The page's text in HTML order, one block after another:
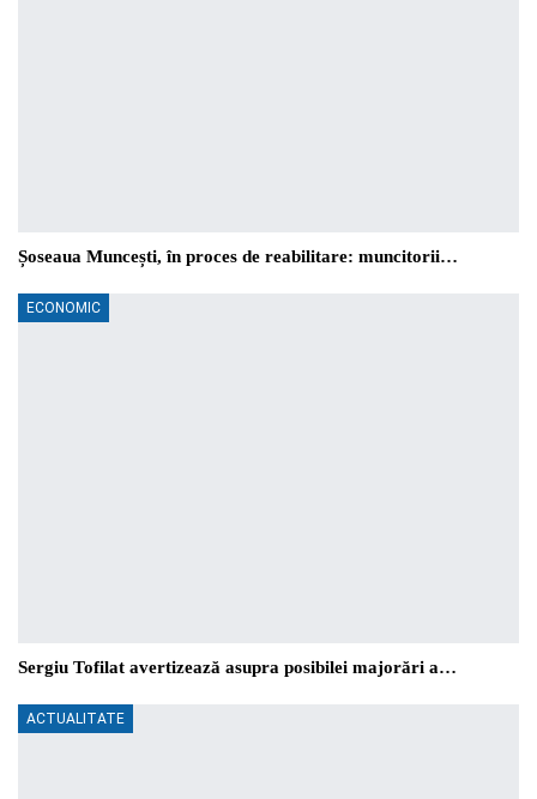
Șoseaua Muncești, în proces de reabilitare: muncitorii…
ECONOMIC
Sergiu Tofilat avertizează asupra posibilei majorări a…
ACTUALITATE